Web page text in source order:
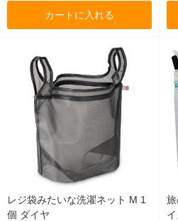
カートに入れる
レジ袋みたいな洗濯ネット M 1
個 ダイヤ